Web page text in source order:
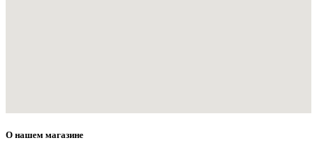
О нашем магазине